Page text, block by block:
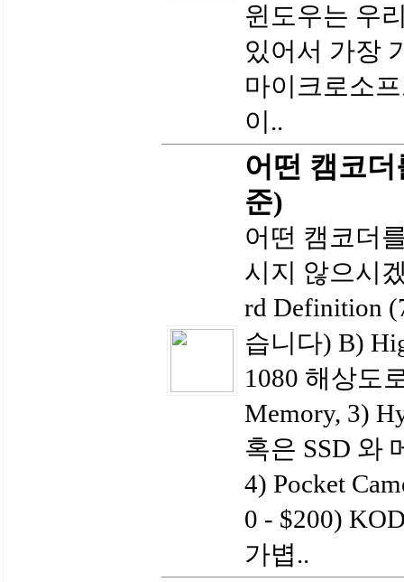
윈도우는 우
있어서 가장
마이크로소
이..
어떤 캠코더
준)
어떤 캠코더
시지 않으시
rd Definition
습니다) B)
1080 해상도
Memory, 3)
혹은 SSD 와
4) Pocket
0 - $200)
가볍..